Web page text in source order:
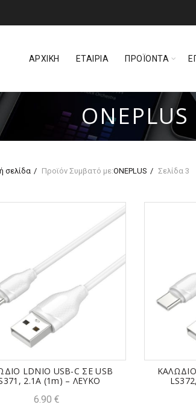
ΑΡΧΙΚΗ ΕΤΑΙΡΙΑ ΠΡΟΪΟΝΤΑ
ONEPLUS
σελίδα Προϊόν Συμβατό με:ONEPLUS Σελίδα 3
LDNIO USB-C ΣΕ USB
2.1A (1m) – ΛΕΥΚΟ
6.90€
ΚΑΛΩΔΙΟ